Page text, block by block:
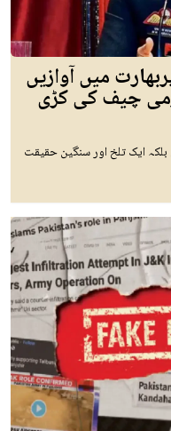
میں آوازیں
چیف کی کڑی
ایک تلخ اور سنگین حقیقت